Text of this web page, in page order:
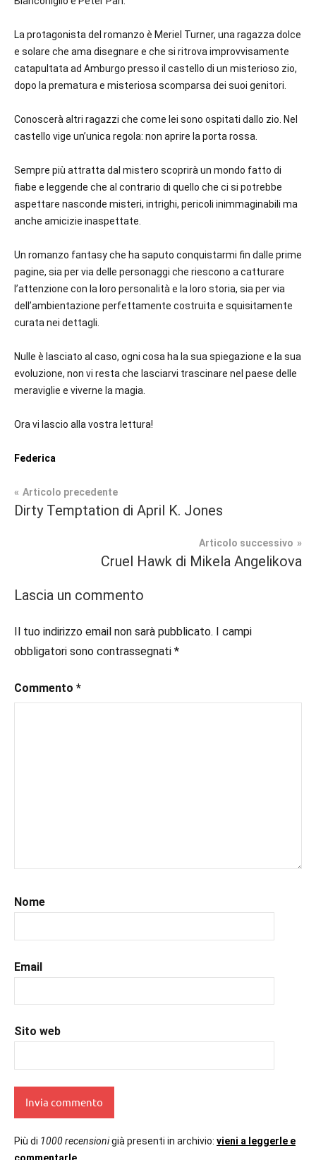
La protagonista del romanzo è Meriel Turner, una ragazza dolce
e solare che ama disegnare e che si ritrova improvvisamente
catapultata ad Amburgo presso il castello di un misterioso zio,
dopo la prematura e misteriosa scomparsa dei suoi genitori.
Conoscerà altri ragazzi che come lei sono ospitati dallo zio. Nel
castello vige un’unica regola: non aprire la porta rossa.
Sempre più attratta dal mistero scoprirà un mondo fatto di
fiabe e leggende che al contrario di quello che ci si potrebbe
aspettare nasconde misteri, intrighi, pericoli inimmaginabili ma
anche amicizie inaspettate.
Un romanzo fantasy che ha saputo conquistarmi fin dalle prime
pagine, sia per via delle personaggi che riescono a catturare
l’attenzione con la loro personalità e la loro storia, sia per via
dell’ambientazione perfettamente costruita e squisitamente
curata nei dettagli.
Nulle è lasciato al caso, ogni cosa ha la sua spiegazione e la sua
evoluzione, non vi resta che lasciarvi trascinare nel paese delle
meraviglie e viverne la magia.
Ora vi lascio alla vostra lettura!
Federica
Tag
#booklover,
#ebook
#inlibreria,
#instalibri,
#recensionilibri
#uncuoretrailibri
Fantasy
Navigazione
Articolo precedente
Dirty Temptation di April K. Jones
Articolo successivo
Cruel Hawk di Mikela Angelikova
Lascia un commento
Il tuo indirizzo email non sarà pubblicato. I campi
obbligatori sono contrassegnati *
Commento *
Nome
Email
Sito web
Più di 1000 recensionigià presenti in archivio: vieni a leggerle e